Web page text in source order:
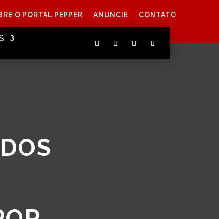
O PORTAL PEPPER ANUNCIE CONTATO